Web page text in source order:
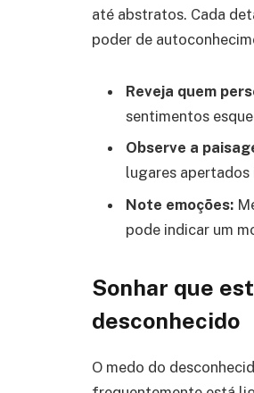
até abstratos. Cada
poder de
Reveja quem
sentimentos
Observe a
lugares apertados
Note emoções:
pode indicar um
Sonhar que
desconhecido
O medo do